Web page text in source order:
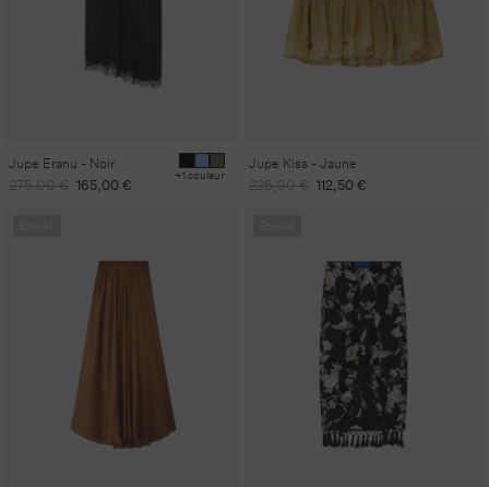
Jupe Eranu - Noir
Prix
275,00 € Prix
165,00 € +1 couleur
Jupe Kiss - Jaune
Prix
225,00 € Prix
112,50 €